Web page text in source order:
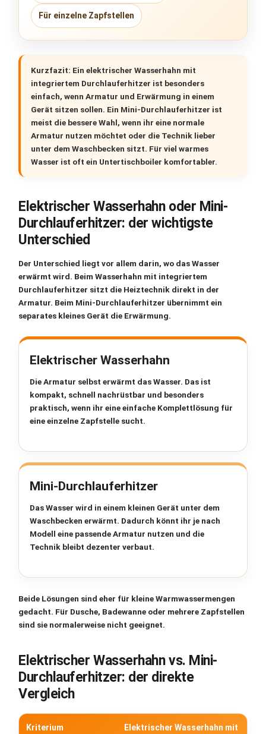
Für einzelne Zapfstellen
Kurzfazit: Einelektrischer Wasserhahn mit
integriertem Durchlauferhitzer ist besonders
einfach, wenn Armatur und Erwärmung in einem
Gerät sitzen sollen. Ein Mini-Durchlauferhitzer ist
meist die bessere Wahl, wenn ihr eine normale
Armatur nutzen möchtet oder die Technik lieber
unter dem Waschbecken sitzt. Für viel warmes
Wasser ist oft ein Untertischboiler komfortabler.
Elektrischer Wasserhahn oder Mini-
Durchlauferhitzer: der wichtigste
Unterschied
Der Unterschied liegt vor allem darin,wo das Wasser
erwärmt wird. Beim Wasserhahn mit integriertem
Durchlauferhitzer sitzt die Heiztechnik direkt in der
Armatur. Beim Mini-Durchlauferhitzer übernimmt ein
separates kleines Gerät die Erwärmung.
Elektrischer Wasserhahn
Die Armatur selbst erwärmt das Wasser. Das ist
kompakt, schnell nachrüstbar und besonders
praktisch, wenn ihr eine einfache Komplettlösung für
eine einzelne Zapfstelle sucht.
Mini-Durchlauferhitzer
Das Wasser wird in einem kleinen Gerät unter dem
Waschbecken erwärmt. Dadurch könnt ihr je nach
Modell eine passende Armatur nutzen und die
Technik bleibt dezenter verbaut.
Beide Lösungen sind eher für kleine Warmwassermengen
gedacht. Für Dusche, Badewanne oder mehrere Zapfstellen
sind sie normalerweise nicht geeignet.
Elektrischer Wasserhahn vs. Mini-
Durchlauferhitzer: der direkte
Vergleich
Kriterium
Elektrischer Wasserhahn mit